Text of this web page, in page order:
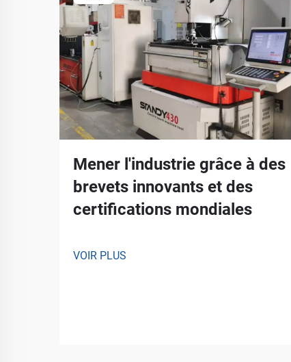
Mener l'industrie grâce à des
brevets innovants et des
certifications mondiales
VOIR PLUS